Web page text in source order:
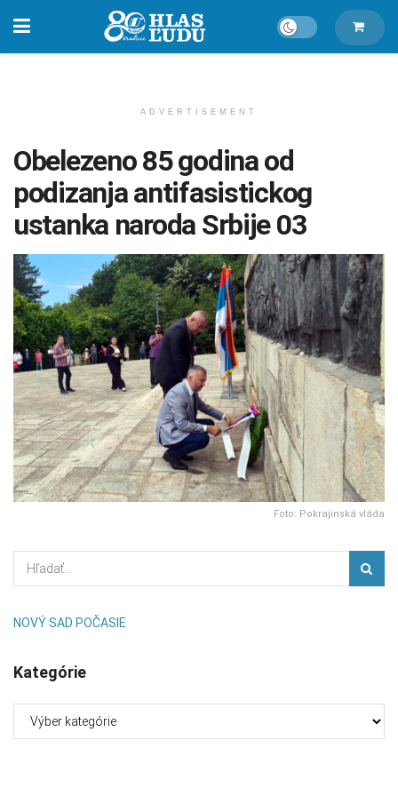
ADVERTISEMENT
Obelezeno 85 godina od
podizanja antifasistickog
ustanka naroda Srbije 03
Foto: Pokrajinská vláda
NOVÝ SAD POČASIE
Kategórie